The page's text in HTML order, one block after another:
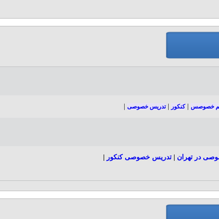
خصوصس |کنکور |تدریس خصوصی
در تهران |تدریس خصوصی کنکور